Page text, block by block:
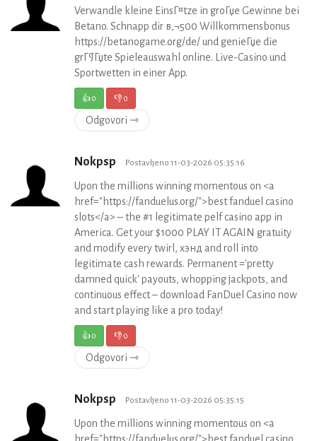
Verwandle kleine EinsГ¤tze in groГџe Gewinne bei
Betano. Schnapp dir в‚¬500 Willkommensbonus
https://betanogame.org/de/ und genieГџe die
grГ¶Гџte Spieleauswahl online. Live-Casino und
Sportwetten in einer App.
👍0 👎0
Odgovori ⇾
Nokpsp Postavljeno 11-03-2026 05:35:16
Upon the millions winning momentous on <a
href="https://fanduelus.org/">best fanduel casino
slots</a> – the #1 legitimate pelf casino app in
America. Get your $1000 PLAY IT AGAIN gratuity
and modify every twirl, хэнд and roll into
legitimate cash rewards. Permanent ='pretty
damned quick' payouts, whopping jackpots, and
continuous effect – download FanDuel Casino now
and start playing like a pro today!
👍0 👎0
Odgovori ⇾
Nokpsp Postavljeno 11-03-2026 05:35:15
Upon the millions winning momentous on <a